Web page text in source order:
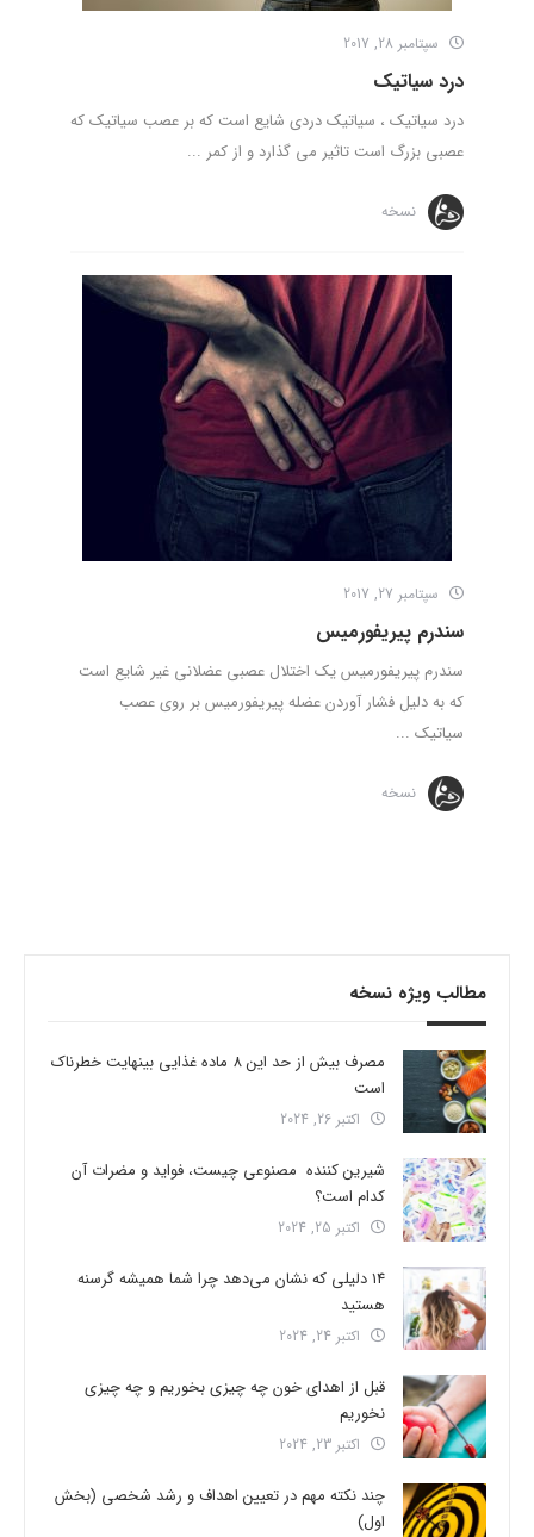
سپتامبر 28, 2017
درد سیاتیک
درد سیاتیک ، سیاتیک دردی شایع است که بر عصب سیاتیک که
عصبی بزرگ است تاثیر می گذارد و از کمر ...
نسخه
سپتامبر 27, 2017
سندرم پیریفورمیس
سندرم پیریفورمیس یک اختلال عصبی عضلانی غیر شایع است
که به دلیل فشار آوردن عضله پیریفورمیس بر روی عصب
سیاتیک ...
نسخه
مطالب ویژه نسخه
مصرف بیش از حد این 8 ماده غذایی بینهایت خطرناک
است
اکتبر 26, 2024
شیرین کننده مصنوعی چیست، فواید و مضرات آن
کدام است؟
اکتبر 25, 2024
14 دلیلی که نشان می‌دهد چرا شما همیشه گرسنه
هستید
اکتبر 24, 2024
قبل از اهدای خون چه چیزی بخوریم و چه چیزی
نخوریم
اکتبر 23, 2024
چند نکته مهم در تعیین اهداف و رشد شخصی (بخش
اول)